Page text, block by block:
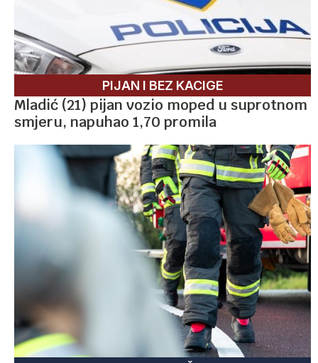
PIJAN I BEZ KACIGE
Mladić (21) pijan vozio moped u suprotnom
smjeru, napuhao 1,70 promila